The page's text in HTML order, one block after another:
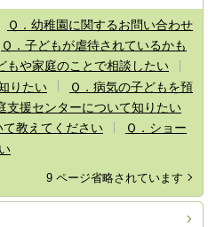
Ｑ．幼稚園に関するお問い合わせ
Ｑ．子どもが虐待されているかも
もや家庭のことで相談したい
りたい
Ｑ．病気の子どもを預
支援センターについて知りたい
て教えてください
Ｑ．ショー
9 ページ省略されています